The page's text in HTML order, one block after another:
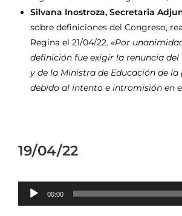
Silvana Inostroza, Secretaria
sobre definiciones del Congreso,
Regina el 21/04/22. «Por
definición fue exigir la renuncia
y de la Ministra de Educación de la
debido al intento e intromisión en
19/04/22
Reproductor
de
00:00